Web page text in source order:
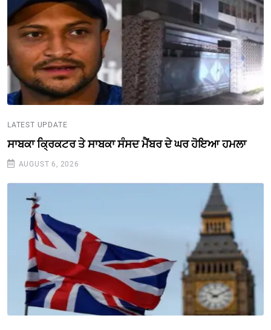
LATEST UPDATE
ਸਾਬਕਾ ਕ੍ਰਿਕਟਰ ਤੇ ਸਾਬਕਾ ਸੰਸਦ ਮੈਂਬਰ ਦੇ ਘਰ ਹੋਇਆ ਹਮਲਾ
AUGUST 6, 2026